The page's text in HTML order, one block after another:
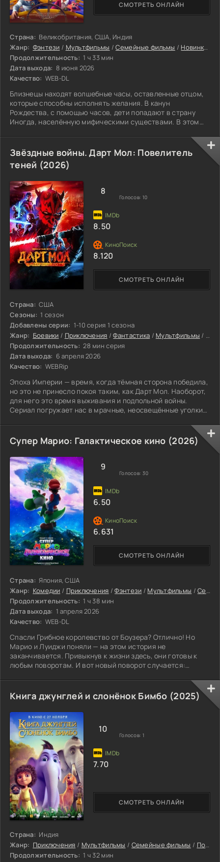
Страна: Великобритания, США, Индия
Жанр: Фэнтези / Мультфильмы /Семейные фильмы / Новинки кино 2026
Продолжительность: 1 ч 33 мин
Дата выхода: 8 июня 2026
Качество: WEB-DL
Близнецы находят волшебные часы, оставленные отцом,
которые способны исполнять желания. В канун
Рождества, с помощью часов, дети попадают в страну
Иногда, населённую мифическими существами. В этом
один день, а загадочный коллекционер желаний помогает
осуществлять мечты.
СМОТРЕТЬ ОНЛАЙН
Звёздные войны. Дарт Мол: Повелитель
теней (2026)
Страна: США
Сезоны: 1 сезон
Добавлены серии: 1-10 серия 1 сезона
Жанр: Боевики / Приключения /Фантастика / Мультфильмы /
Продолжительность: 28 мин серия
Дата выхода: 6 апреля 2026
Качество: WEBRip
Эпоха Империи — время, когда тёмная сторона победила,
но это не принесло покоя таким, как Дарт Мол. Наоборот,
для него это время выживания и подпольной войны.
Сериал погружает нас в мрачные, неосвещённые уголки
Корусанта.
СМОТРЕТЬ ОНЛАЙН
8
Голосов: 10
8.50
8.120
Супер Марио: Галактическое кино (2026)
Страна: Япония, США
Жанр: Комедии / Приключения /Фэнтези / Мультфильмы /Семейные фильмы
Продолжительность: 1 ч 38 мин
Дата выхода: 1 апреля 2026
Качество: WEB-DL
Спасли Грибное королевство от Боузера? Отлично! Но
Марио и Луиджи поняли — на этом история не
заканчивается. Привыкнув к жизни здесь, они готовы к
любым поворотам. И вот новый поворот случается:
отправляются в путь, который ведёт их за пределы всего
знакомого — прямо в космос.
СМОТРЕТЬ ОНЛАЙН
9
Голосов: 30
6.50
6.631
Книга джунглей и слонёнок Бимбо (2025)
Страна: Индия
Жанр: Приключения / Мультфильмы / Семейные фильмы / Последние фильмы 2025
Продолжительность: 1 ч 32 мин
СМОТРЕТЬ ОНЛАЙН
10
Голосов: 1
7.70